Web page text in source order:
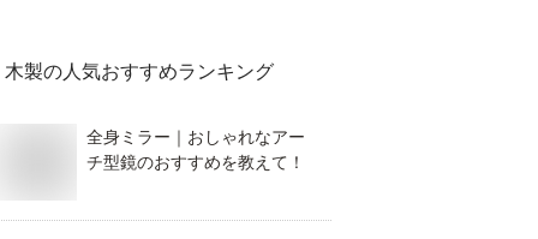
木製の人気おすすめランキング
全身ミラー｜おしゃれなアー
チ型鏡のおすすめを教えて！